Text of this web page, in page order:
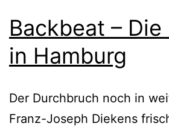
Backbeat – Die
in Hamburg
Der Durchbruch noch in
Franz-Joseph Diekens